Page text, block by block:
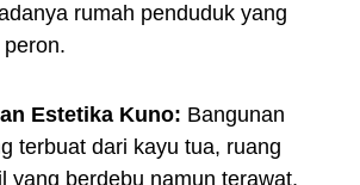
rumah penduduk yang
Estetika Kuno: Bangunan
terbuat dari kayu tua, ruang
yang berdebu namun terawat,